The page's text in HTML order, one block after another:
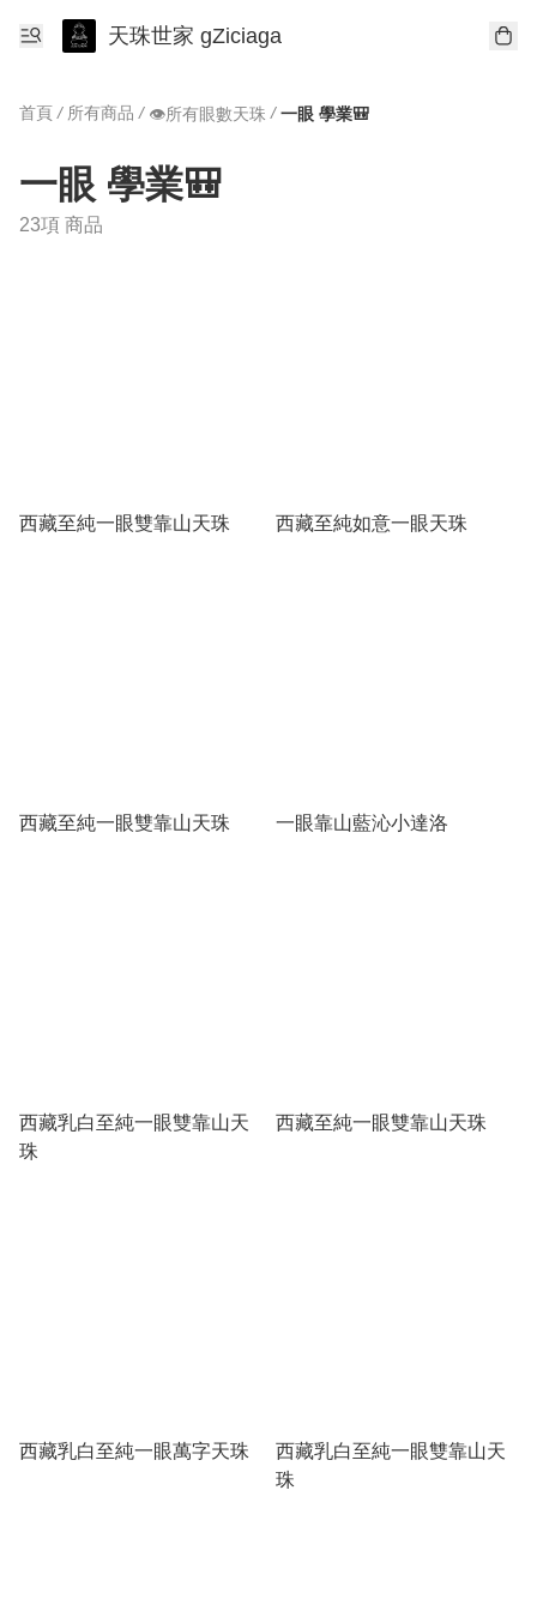
天珠世家 gZiciaga
首頁 / 所有商品 / 👁所有眼數天珠 / 一眼 學業🎒
一眼 學業🎒
23項 商品
西藏至純一眼雙靠山天珠 西藏至純如意一眼天珠
西藏至純一眼雙靠山天珠 一眼靠山藍沁小達洛
西藏乳白至純一眼雙靠山天
珠
西藏至純一眼雙靠山天珠
西藏乳白至純一眼萬字天珠
西藏乳白至純一眼雙靠山天
珠